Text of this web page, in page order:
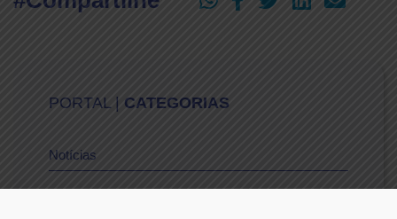
PORTAL | CATEGORIAS
Notícias